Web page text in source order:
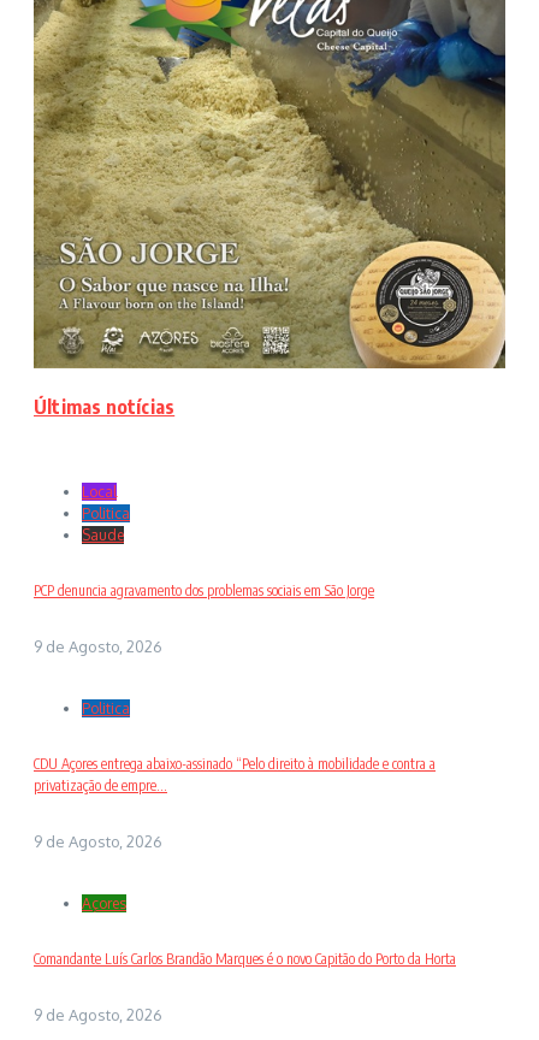
Últimas notícias
Local
Politica
Saude
PCP denuncia agravamento dos problemas sociais em São Jorge
9 de Agosto, 2026
Politica
CDU Açores entrega abaixo-assinado “Pelo direito à mobilidade e contra a
privatização de empre...
9 de Agosto, 2026
Açores
Comandante Luís Carlos Brandão Marques é o novo Capitão do Porto da Horta
9 de Agosto, 2026